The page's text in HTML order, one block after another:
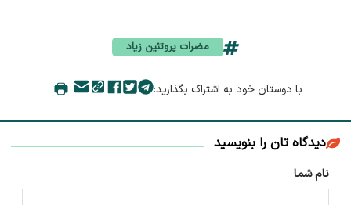
مضرات پروتئین زیاد
با دوستان خود به اشتراک بگذارید:
دیدگاه تان را بنویسید
نام شما